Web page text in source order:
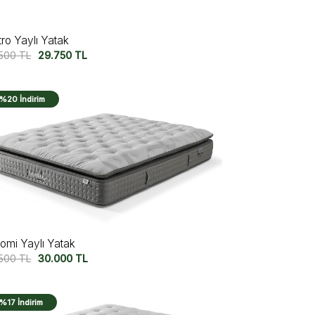
Yaylı Yatak
TL 29.750 TL
%20 İndirim
Yaylı Yatak
TL 30.000 TL
%17 İndirim